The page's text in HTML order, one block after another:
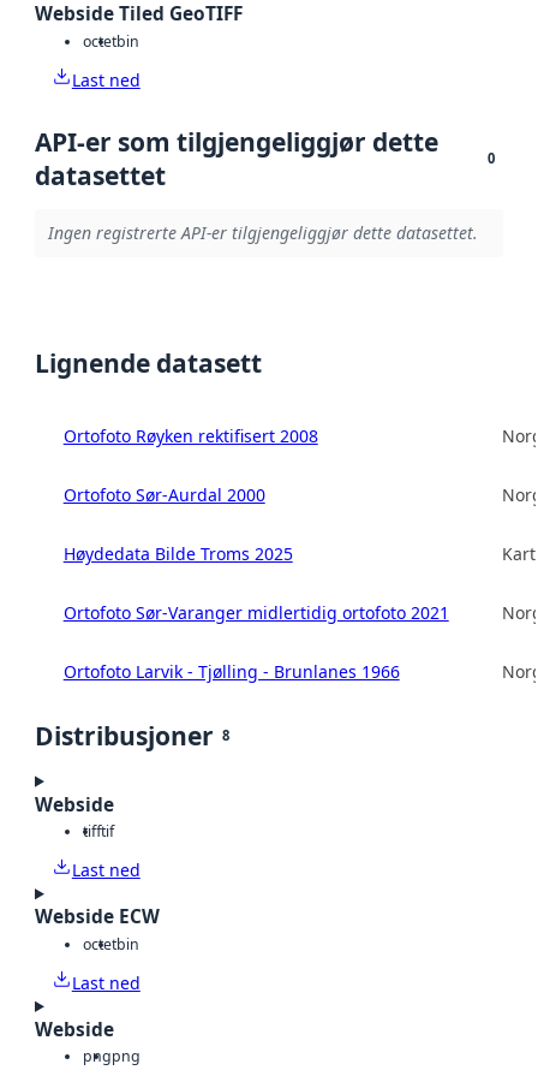
Webside Tiled GeoTIFF
octetbin
Last ned
API-er som tilgjengeliggjør dette
datasettet
0
Ingen registrerte API-er tilgjengeliggjør dette datasettet.
Lignende datasett
Ortofoto Røyken rektifisert 2008
Ortofoto Sør-Aurdal 2000
Høydedata Bilde Troms 2025
Ortofoto Sør-Varanger midlertidig ortofoto 2021
Ortofoto Larvik - Tjølling - Brunlanes 1966
Distribusjoner 8
Webside
tifftif
Last ned
Webside ECW
octetbin
Last ned
Webside
pngpng